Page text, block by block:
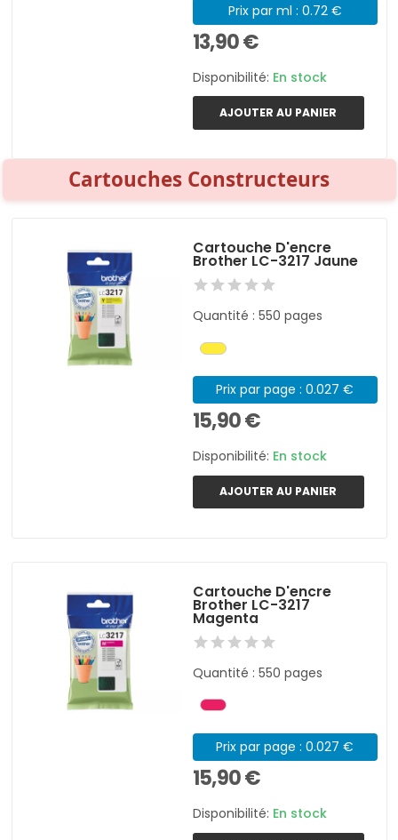
Prix par ml : 0.72 €
13,90 €
Disponibilité: En stock
AJOUTER AU PANIER
Cartouches Constructeurs
Cartouche D'encre
Brother LC-3217 Jaune
Quantité : 550 pages
Prix par page : 0.027 €
15,90 €
Disponibilité: En stock
AJOUTER AU PANIER
Cartouche D'encre
Brother LC-3217
Magenta
Quantité : 550 pages
Prix par page : 0.027 €
15,90 €
Disponibilité: En stock